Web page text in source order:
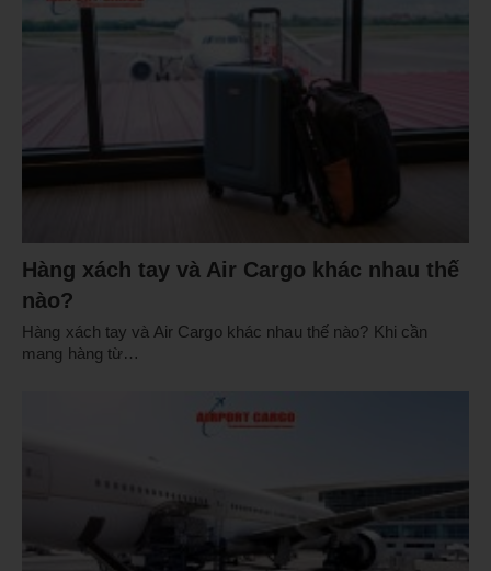
Hàng xách tay và Air Cargo khác nhau thế
nào?
Hàng xách tay và Air Cargo khác nhau thế nào? Khi cần
mang hàng từ…